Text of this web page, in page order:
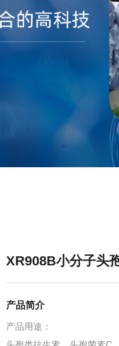
XR908B小分子头
产品简介
产品用途：